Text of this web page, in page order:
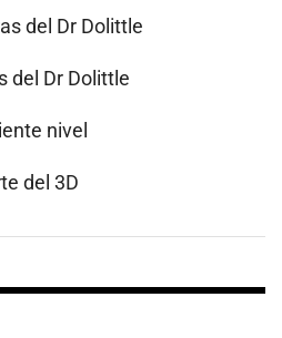
del Dr Dolittle
del Dr Dolittle
nivel
del 3D